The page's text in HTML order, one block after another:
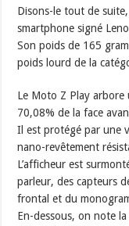
Disons-le tout de
smartphone signé
Son poids de 165
poids lourd de la
Le Moto Z Play arbore
70,08% de la face
Il est protégé par une
nano-revêtement
L’afficheur est
parleur, des capteurs
frontal et du
En-dessous, on note